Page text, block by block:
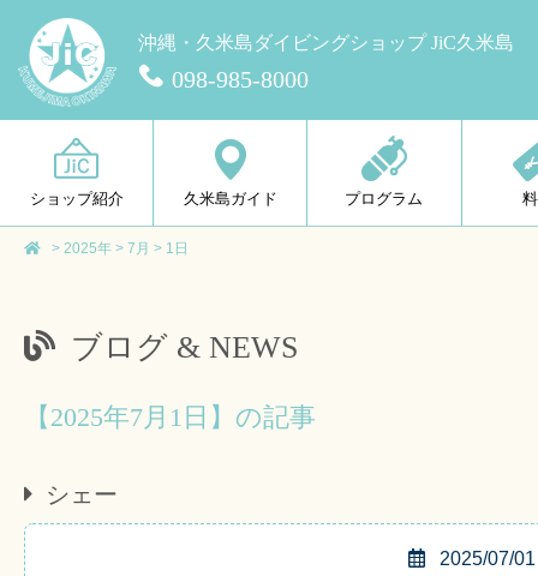
沖縄・久米島ダイビングショップ JiC久米島
098-985-8000
ショップ紹介 久米島ガイド プログラム
> 2025年 > 7月 > 1日
ブログ & NEWS
【2025年7月1日】の記事
シェー
2025/07/01